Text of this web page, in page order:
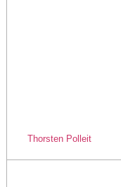
Thorsten Polleit